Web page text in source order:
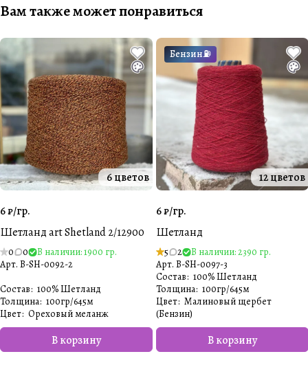
Вам также может понравиться
6 цветов
6 ₽/гр.
Шетланд art Shetland 2/12900
0 0
В наличии: 1900 гр.
Арт. B-SH-0092-2
В корзину
Состав: 100% Шетланд
Толщина: 100гр/645м
Цвет: Ореховый меланж
Бензин⛽️
12 цветов
6 ₽/гр.
Шетланд
5 2
В наличии: 2390 гр.
Арт. B-SH-0097-3
В корзину
Состав: 100% Шетланд
Толщина: 100гр/645м
Цвет: Малиновый щербет
(Бензин)